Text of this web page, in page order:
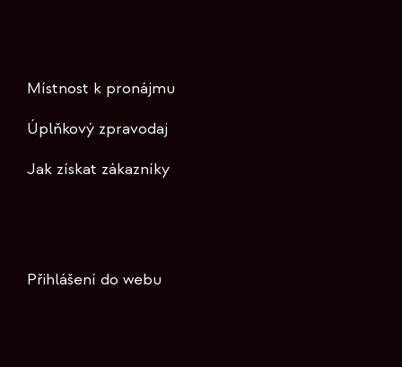
Místnost k pronájmu
Úplňkový zpravodaj
Jak získat zákazníky
Přihlášení do webu